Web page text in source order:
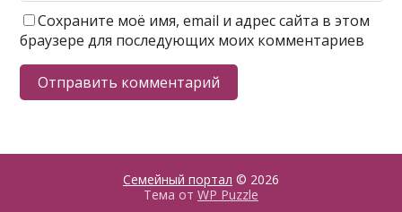
Сохраните моё имя, email и адрес сайта в этом
браузере для последующих моих комментариев
Семейный портал © 2026
Тема от WP Puzzle